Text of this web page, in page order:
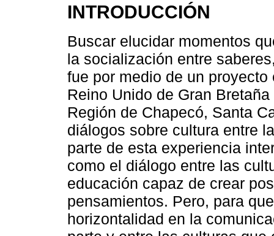
INTRODUCCIÓN
Buscar elucidar momentos
la socialización entre
fue por medio de un
Reino Unido de Gran
Región de Chapecó, Santa
diálogos sobre cultura entre
parte de esta experiencia
como el diálogo entre las
educación capaz de crear
pensamientos. Pero, para
horizontalidad en la